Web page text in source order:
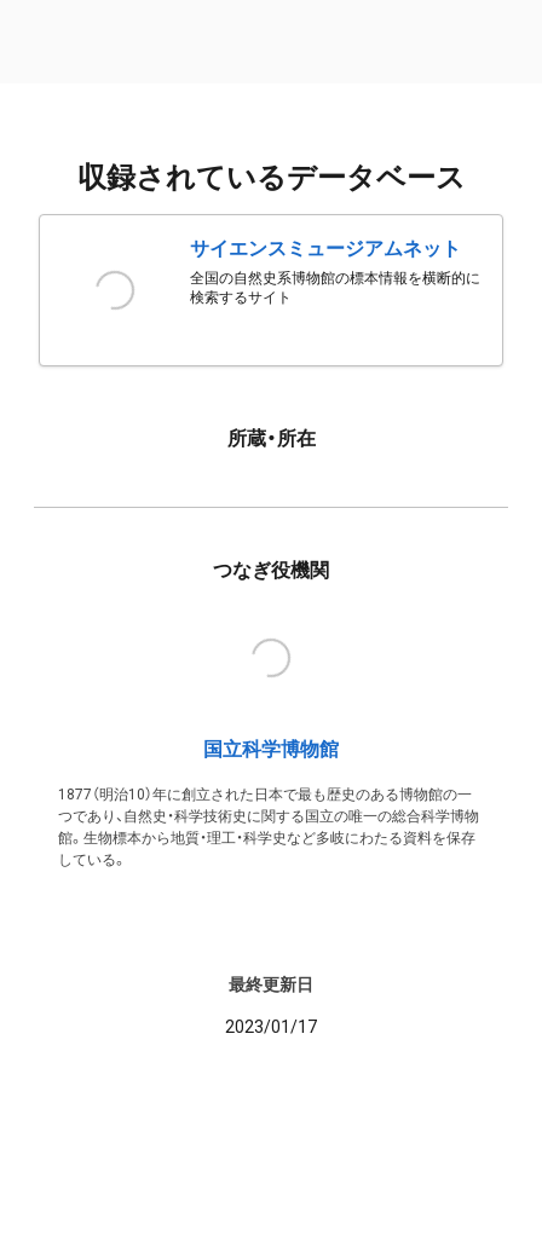
収録されているデータベース
サイエンスミュージアムネット
全国の自然史系博物館の標本情報を横断的に
検索するサイト
所蔵・所在
つなぎ役機関
国立科学博物館
1877（明治10）年に創立された日本で最も歴史のある博物館の一
つであり、自然史・科学技術史に関する国立の唯一の総合科学博物
館。生物標本から地質・理工・科学史など多岐にわたる資料を保存
している。
最終更新日
2023/01/17